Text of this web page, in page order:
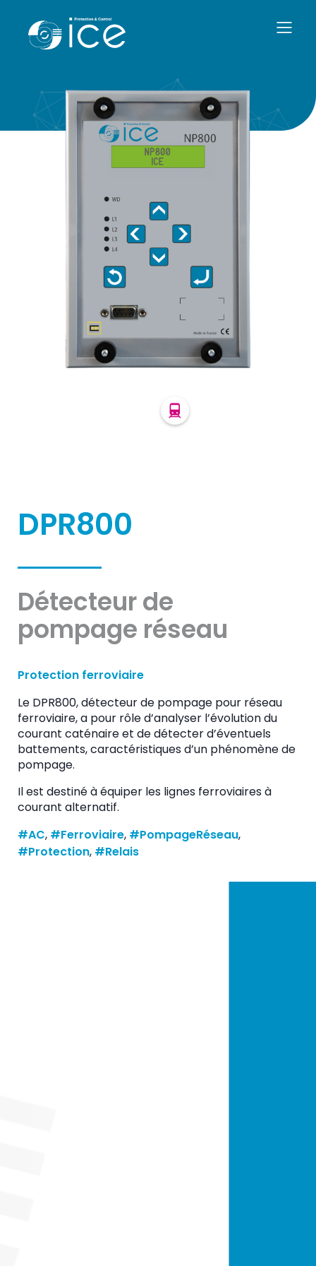
DPR800
Détecteur de
pompage réseau
Protection ferroviaire
Le DPR800, détecteur de pompage pour réseau
ferroviaire, a pour rôle d’analyser l’évolution du
courant caténaire et de détecter d’éventuels
battements, caractéristiques d’un phénomène de
pompage.
Il est destiné à équiper les lignes ferroviaires à
courant alternatif.
#AC, #Ferroviaire, #PompageRéseau
#Protection, #Relais